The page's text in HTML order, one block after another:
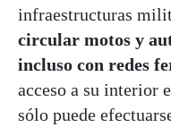
infraestructuras
circular motos y
incluso con redes
acceso a su interior
sólo puede